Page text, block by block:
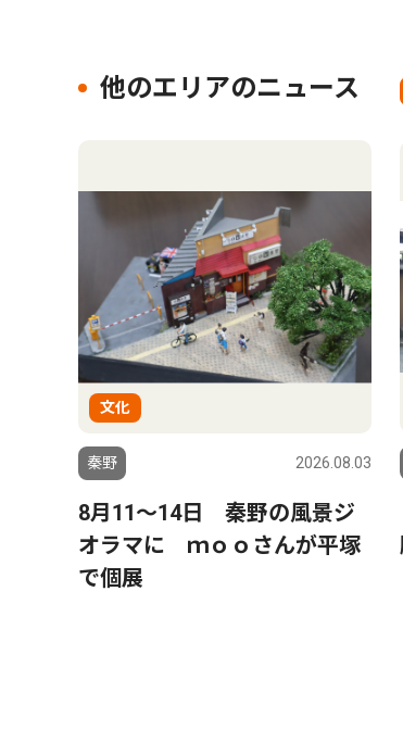
他のエリアのニュース
文化
秦野 2026.08.03
8月11〜14日 秦野の風景ジ
オラマに ｍｏｏさんが平塚
で個展